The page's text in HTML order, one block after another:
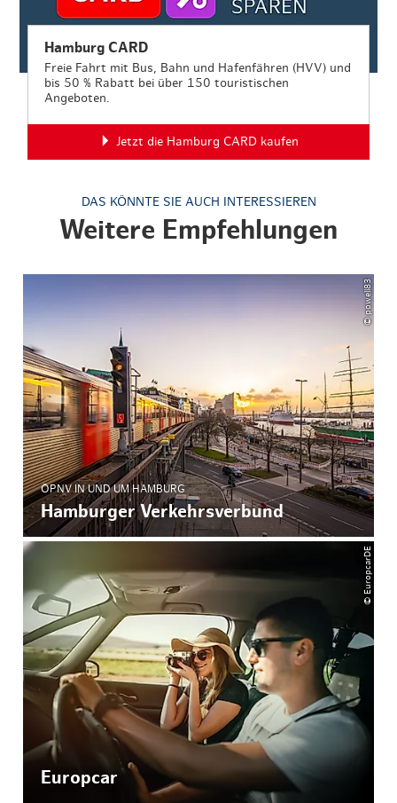
Hamburg CARD
Freie Fahrt mit Bus, Bahn und Hafenfähren (HVV) und
bis 50 % Rabatt bei über 150 touristischen
Angeboten.
Jetzt die Hamburg CARD kaufen
DAS KÖNNTE SIE AUCH INTERESSIEREN
Weitere Empfehlungen
© powell83
ÖPNV IN UND UM HAMBURG
Hamburger Verkehrsverbund
© EuropcarDE
Europcar